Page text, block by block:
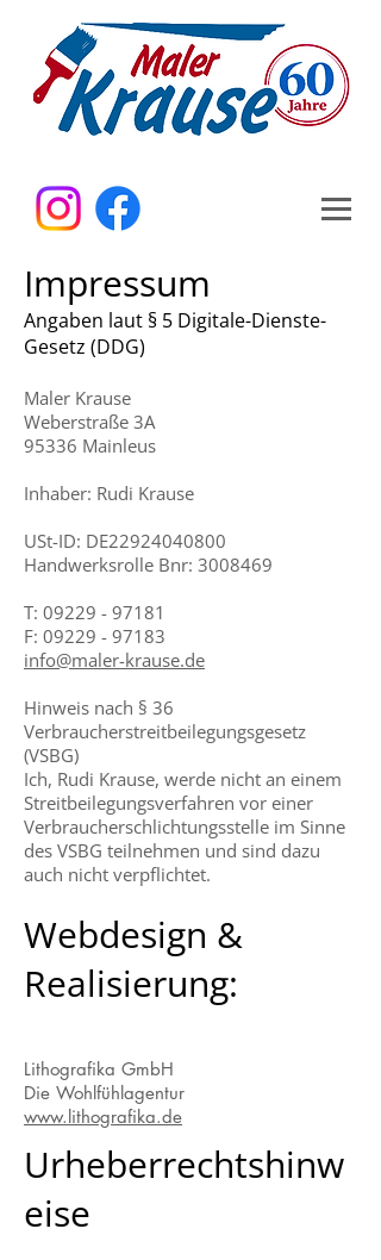
Impressum
Angaben laut § 5 Digitale-Dienste-
Gesetz (DDG)
Maler Krause
Weberstraße 3A
95336 Mainleus
Inhaber: Rudi Krause
USt-ID: DE22924040800
Handwerksrolle Bnr: 3008469
T: 09229 - 97181
F: 09229 - 97183
info@maler-krause.de
Hinweis nach § 36
Verbraucherstreitbeilegungsgesetz
(VSBG)
Ich, Rudi Krause, werde nicht an einem
Streitbeilegungsverfahren vor einer
Verbraucherschlichtungsstelle im Sinne
des VSBG teilnehmen und sind dazu
auch nicht verpflichtet.
Webdesign &
Realisierung:
Lithografika GmbH
Die Wohlfühlagentur
www.lithografika.de
Urheberrechtshinw
eise